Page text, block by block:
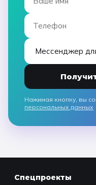
Нажимая кнопку, вы
персональных данных
Спецпроекты